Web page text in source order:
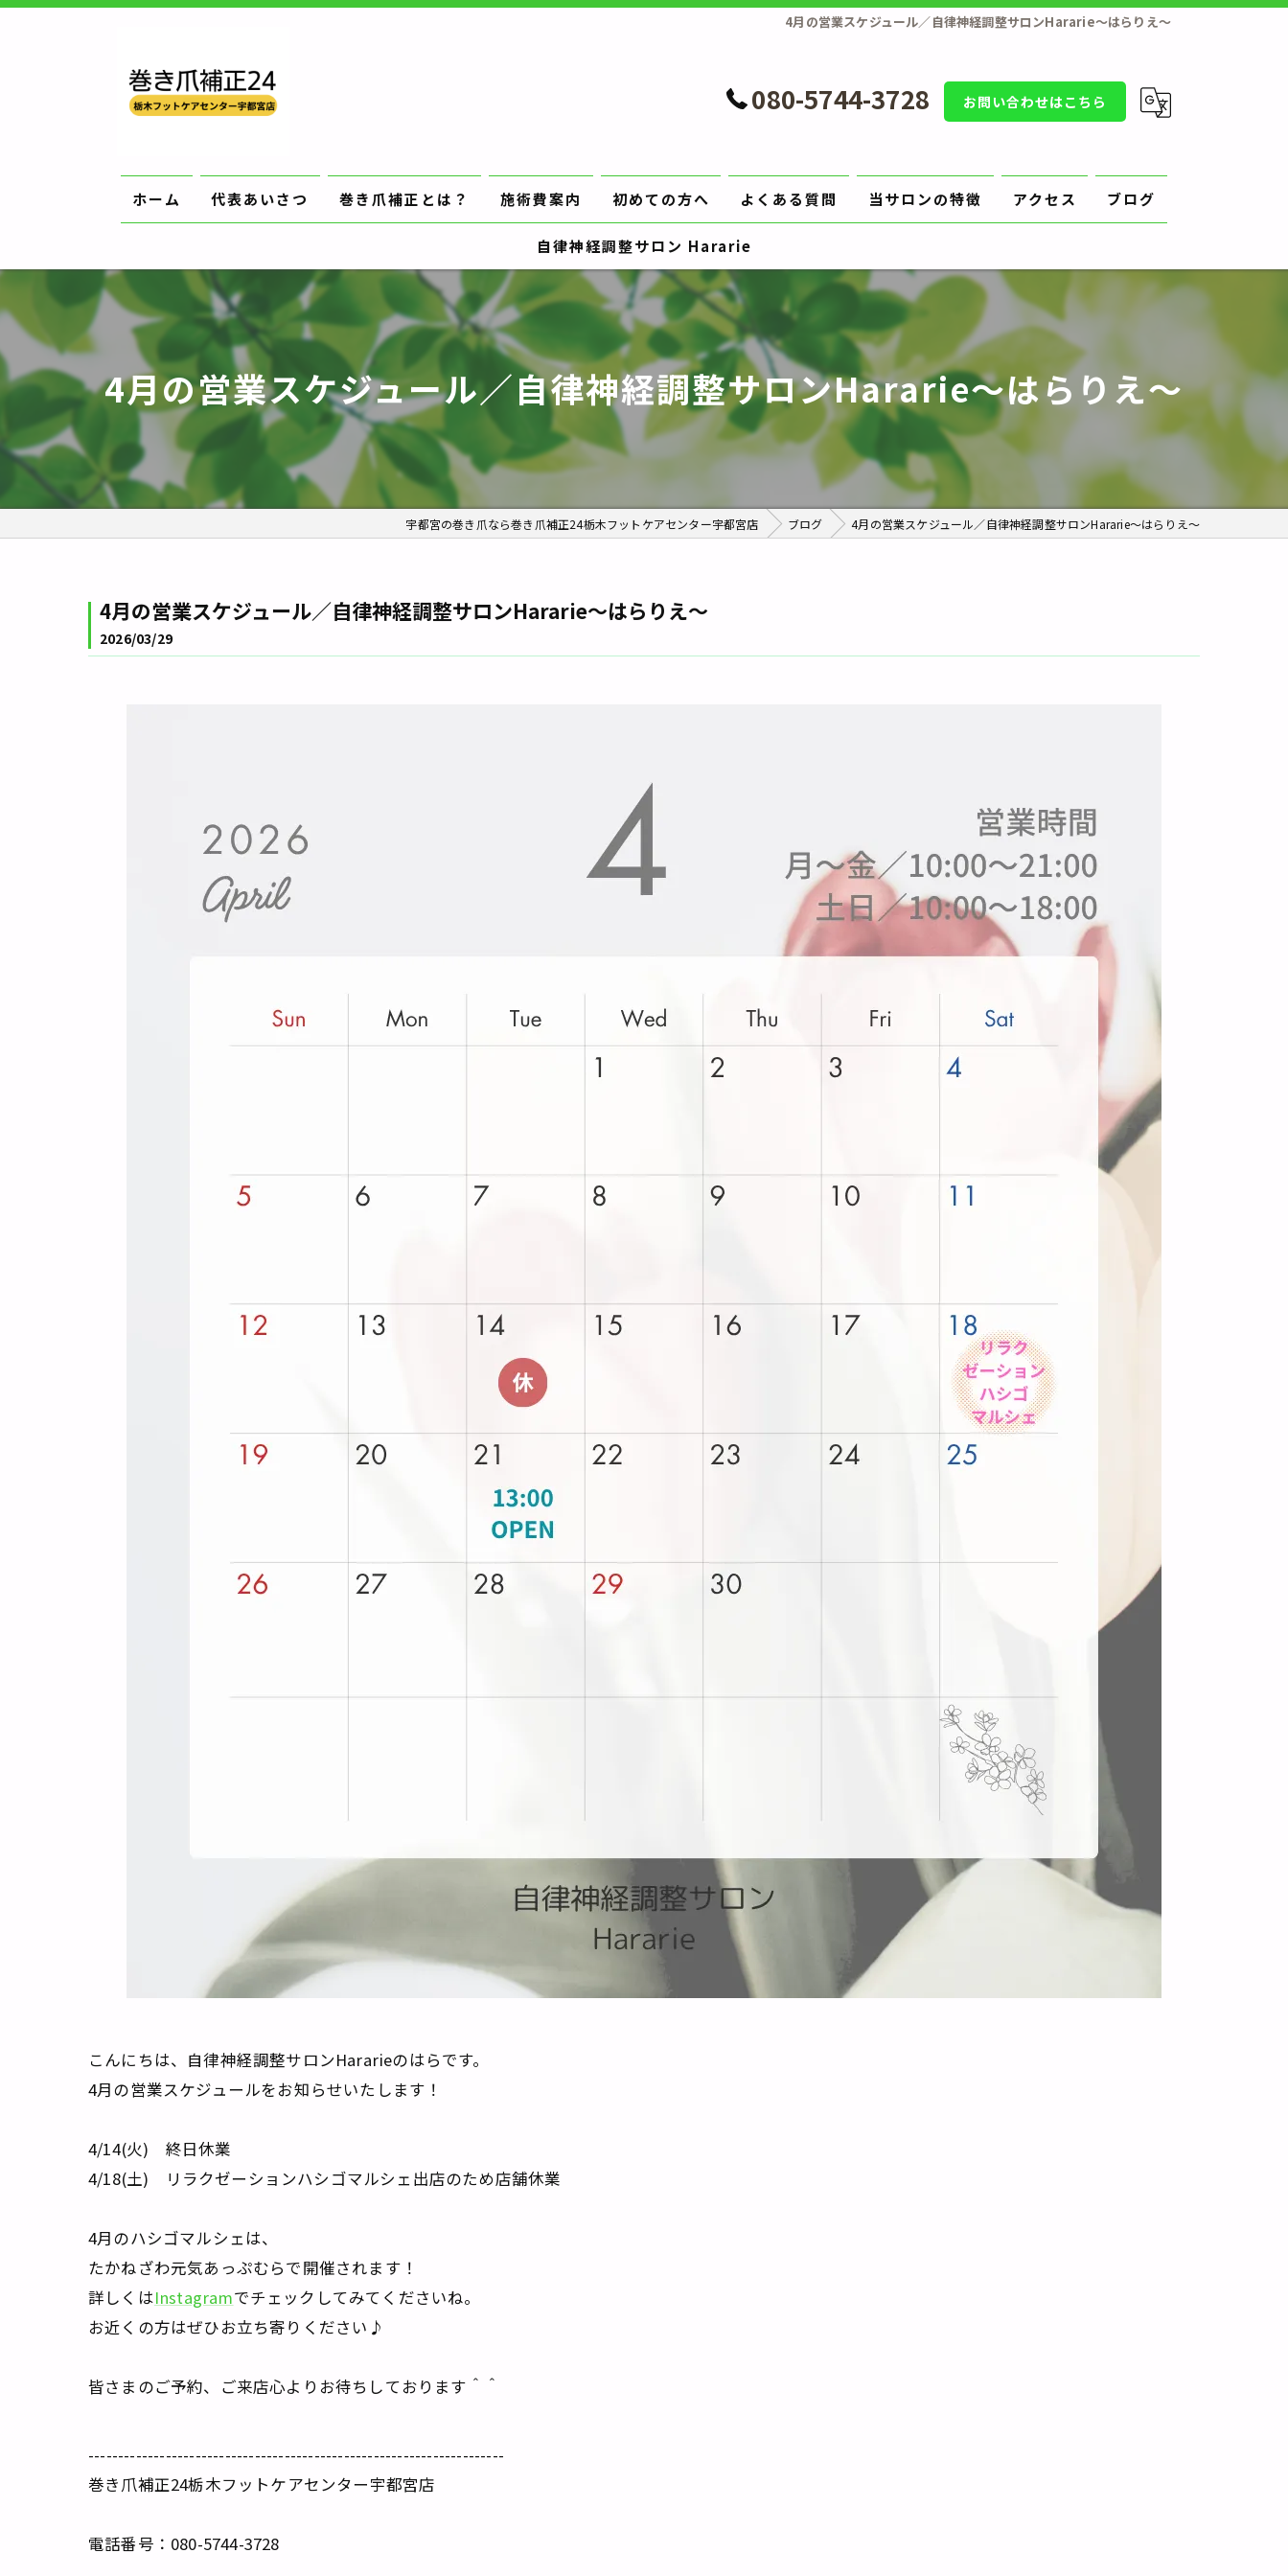
4月の営業スケジュール／自律神経調整サロンHararie〜はらりえ〜
080-5744-3728 お問い合わせはこちら
ホーム 代表あいさつ 巻き爪補正とは？ 施術費案内 初めての方へ よくある質問 当サロンの特徴
原因
切り方
陥入爪
角質ケア
アクセス ブログ
自律神経調整サロン Hararie
4月の営業スケジュール／自律神経調整サロンHararie〜はらりえ〜
宇都宮の巻き爪なら巻き爪補正24栃木フットケアセンター宇都宮店 ブログ 4月の営業スケジュール／自律神経調整サロンHararie〜はらりえ〜
4月の営業スケジュール／自律神経調整サロンHararie〜はらりえ〜
2026/03/29
こんにちは、自律神経調整サロンHararieのはらです。
4月の営業スケジュールをお知らせいたします！
4/14(火) 終日休業
4/18(土) リラクゼーションハシゴマルシェ出店のため店舗休業
4月のハシゴマルシェは、
たかねざわ元気あっぷむらで開催されます！
詳しくはInstagramでチェックしてみてくださいね。
お近くの方はぜひお立ち寄りください♪
皆さまのご予約、ご来店心よりお待ちしております＾＾
----------------------------------------------------------------------
巻き爪補正24栃木フットケアセンター宇都宮店
電話番号：080-5744-3728